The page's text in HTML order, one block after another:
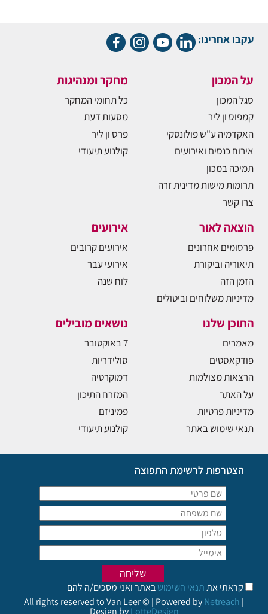
עקבו אחרינו:
על המכון
סגל המכון
קמפוס ון ליר
האקדמיה ע"ש פולונסקי
אירוח כנסים ואירועים
תמיכה במכון
תרומות מישות מדינית זרה
צרו קשר
מחקר ומנהיגות
כל תחומי המחקר
מסעות דעת
פרס ון ליר
קולנוע תיעודי
הוצאה לאור
פרסומים אחרונים
תיאוריה וביקורת
הזמן הזה
מדיניות משלוחים וביטולים
אירועים
אירועים קרובים
אירועי עבר
לוח שנה
התוכן שלנו
מאמרים
פודקאסטים
הרצאות מצולמות
על האתר
מדיניות פרטיות
תנאי שימוש באתר
נושאים מובילים
7 באוקטובר
סולידריות
דמוקרטיה
המזרח התיכון
פמיניזם
קולנוע תיעודי
הצטרפות לרשימת התפוצה
קראתי אתתנאי השימושבאתר ואני מסכים/ה להם
All rights reserved to Van Leer © | Powered byNetreach |
Design byLotteDesign